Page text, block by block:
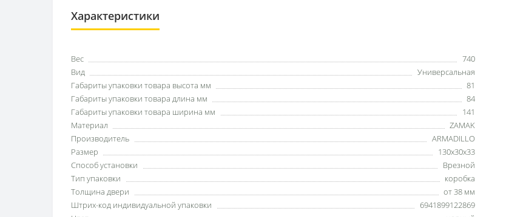
Характеристики
Вес
740
Вид
Универсальная
Габариты упаковки товара высота мм
81
Габариты упаковки товара длина мм
84
Габариты упаковки товара ширина мм
141
Материал
ZAMAK
Производитель
ARMADILLO
Размер
130x30x33
Способ установки
Врезной
Тип упаковки
коробка
Толщина двери
от 38 мм
Штрих-код индивидуальной упаковки
6941899122869